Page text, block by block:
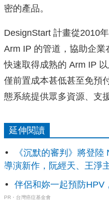
密的產品。
DesignStart 計畫從2010
Arm IP 的管道，協助企業
快速取得成熟的 Arm IP
僅前置成本甚低甚至免預
態系統提供眾多資源、支
延伸閱讀
《沉默的審判》將登陸
導演新作，阮經天、王淨
伴侶和妳一起預防HPV
PR・台灣癌症基金會